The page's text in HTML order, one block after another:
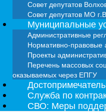
Совет депутатов
Совет депутатов МО
Муниципальные
Административные
Нормативно-правовые
Проекты
Перечень массовых
оказываемых через ЕПГУ
Служба по
СВО: Меры